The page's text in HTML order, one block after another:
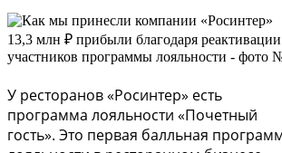
У ресторанов «Pосинтер» есть
программа лояльности «Почетный
гость». Это первая балльная